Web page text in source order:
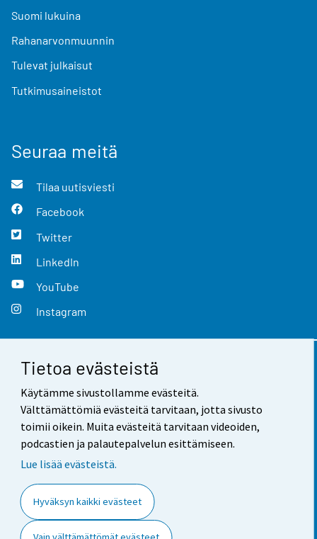
Tietoa evästeistä
Käytämme sivustollamme evästeitä.
Välttämättömiä evästeitä tarvitaan, jotta sivusto
toimii oikein. Muita evästeitä tarvitaan videoiden,
podcastien ja palautepalvelun esittämiseen.
Lue lisää evästeistä.
Hyväksyn kaikki evästeet
Suomi lukuina
Rahanarvonmuunnin
Tulevat julkaisut
Tutkimusaineistot
Seuraa meitä
Tilaa uutisviesti
Facebook
Twitter
LinkedIn
YouTube
Instagram
Yhteystiedot
Palaute
Käyttöehdot
Saavutettavuus
Tietoa sivustosta